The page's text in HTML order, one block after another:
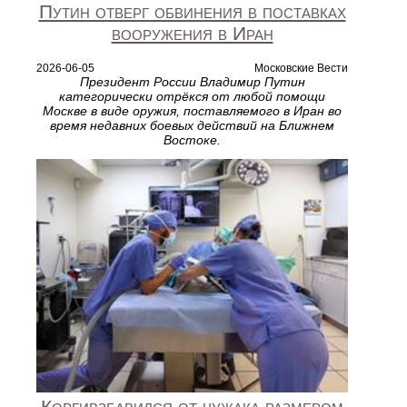
Путин отверг обвинения в поставках
вооружения в Иран
2026-06-05 Московские Вести
Президент России Владимир Путин
категорически отрёкся от любой помощи
Москве в виде оружия, поставляемого в Иран во
время недавних боевых действий на Ближнем
Востоке.